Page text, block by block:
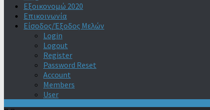
Εξοικονομώ 2020
Επικοινωνία
Είσοδος/Έξοδος Μελών
Login
Logout
Register
Password Reset
Account
Members
User